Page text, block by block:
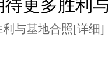
更多胜利
与基地合照[详细]